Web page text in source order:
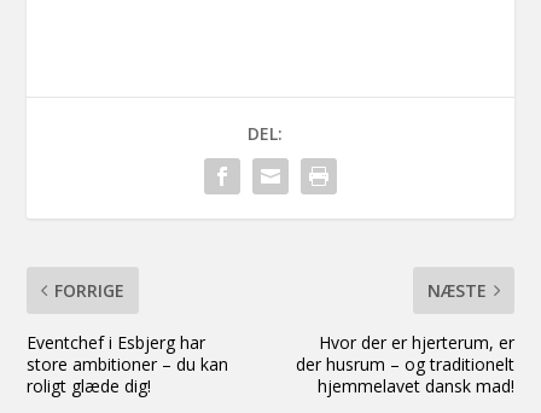
DEL:
FORRIGE
Eventchef i Esbjerg har
store ambitioner – du kan
roligt glæde dig!
NÆSTE
Hvor der er hjerterum, er
der husrum – og traditionelt
hjemmelavet dansk mad!